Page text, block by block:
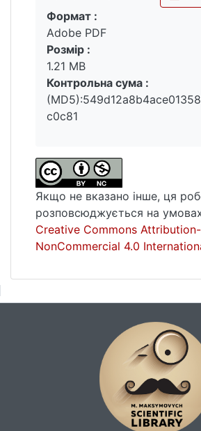
подальшому буде
оцінки можливих збитків.
Успішна реалізація загрози
компонентів системи
постачання газу
обслуговуванні), що
цього компонента для
Ключові слова : НАК
автоматизоване робоче місце,
диспетчеризація, газ,
Вантажиться...
Формат :
Adobe PDF
Розмір :
1.21 MB
Контрольна сума :
c0c81
Якщо не вказано інше, ця
розповсюджується на умовах
Creative Commons Attribution-
NonCommercial 4.0